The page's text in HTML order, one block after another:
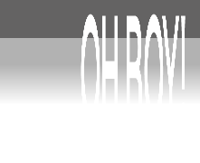
TERMOS MAIS BUSCADOS
vestido
vestido longo